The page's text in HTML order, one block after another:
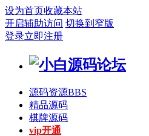
设为首页收藏本站
开启辅助访问 切换到窄版
登录立即注册
源码资源BBS
精品源码
棋牌源码
vip开通